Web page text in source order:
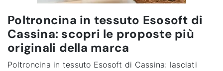
Poltroncina in tessuto Esosoft di
Cassina: scopri le proposte più
originali della marca
Poltroncina in tessuto Esosoft di Cassina: lasciati